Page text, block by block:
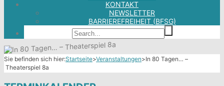
KONTAKT
NEWSLETTER
BARRIEREFREIHEIT (BFSG)
Sie befinden sich hier:Startseite>Veranstaltungen>In 80 Tagen… –
Theaterspiel 8a